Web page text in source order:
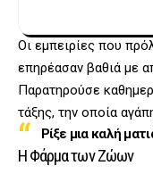
Οι εμπειρίες που
επηρέασαν βαθιά με
Παρατηρούσε
τάξης, την οποία
Ρίξε μια καλή
Η Φάρμα των Ζώων